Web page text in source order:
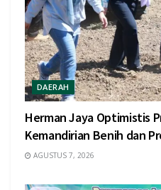
DAERAH
Herman Jaya Optimistis
Kemandirian Benih dan
AGUSTUS 7, 2026